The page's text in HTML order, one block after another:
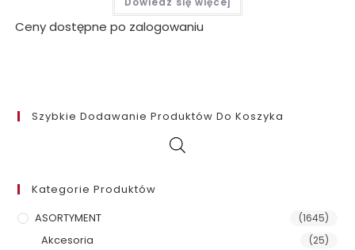
Ceny dostępne po zalogowaniu
Szybkie Dodawanie Produktów Do Koszyka
Kategorie Produktów
ASORTYMENT
(1645)
Akcesoria (25)